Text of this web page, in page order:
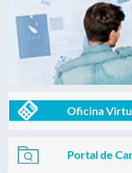
Oficina
Portal de